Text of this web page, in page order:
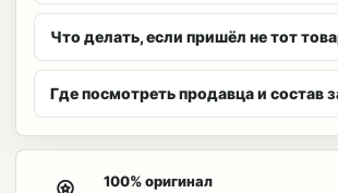
Что делать, если пришёл не тот
Где посмотреть продавца и состав
100% оригинал